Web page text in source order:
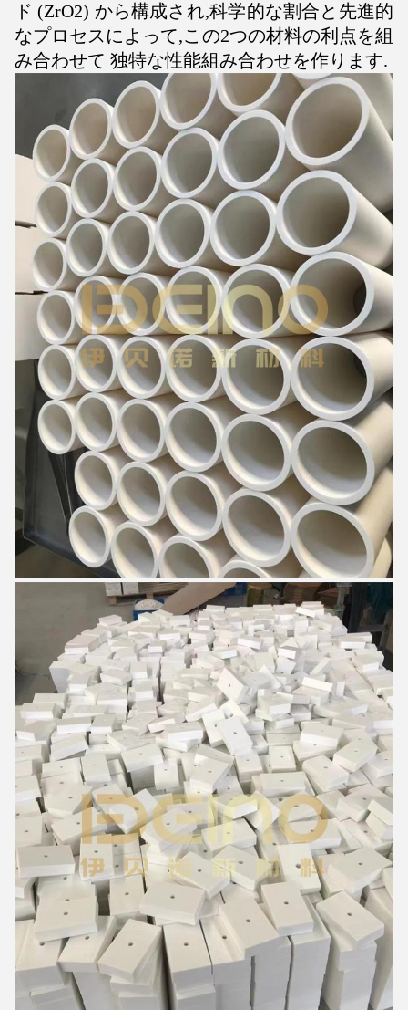
ド (ZrO2) から構成され,科学的な割合と先進的
なプロセスによって,この2つの材料の利点を組
み合わせて 独特な性能組み合わせを作ります.